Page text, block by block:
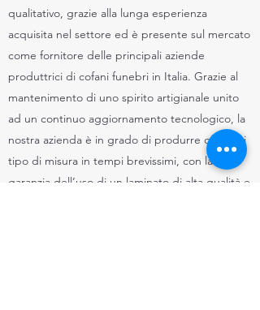
qualitativo, grazie alla lunga esperienza
acquisita nel settore ed è presente sul mercato
come fornitore delle principali aziende
produttrici di cofani funebri in Italia. Grazie al
mantenimento di uno spirito artigianale unito
ad un continuo aggiornamento tecnologico, la
nostra azienda è in grado di produrre qualsiasi
tipo di misura in tempi brevissimi, con la
garanzia dell’uso di un laminato di alta qualità e